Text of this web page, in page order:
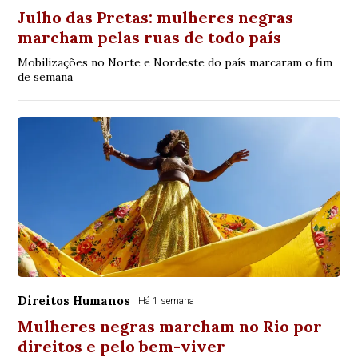
Julho das Pretas: mulheres negras
marcham pelas ruas de todo país
Mobilizações no Norte e Nordeste do país marcaram o fim
de semana
Direitos Humanos Há 1 semana
Mulheres negras marcham no Rio por
direitos e pelo bem-viver